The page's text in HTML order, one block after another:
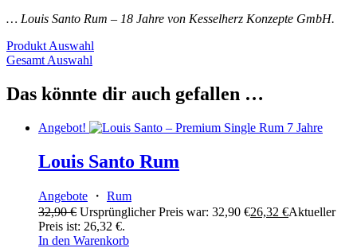
… Louis Santo Rum – 18 Jahre von Kesselherz Konzepte GmbH.
Produkt Auswahl
Gesamt Auswahl
Das könnte dir auch gefallen …
Angebot!
Louis Santo Rum
Angebote ・ Rum
32,90€ Ursprünglicher Preis war: 32,90 €26,32 €Aktueller
Preis ist: 26,32 €.
In den Warenkorb